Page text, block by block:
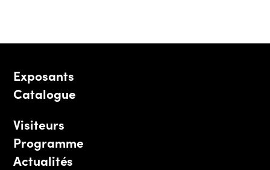
Exposants
Catalogue
Visiteurs
Programme
Actualités